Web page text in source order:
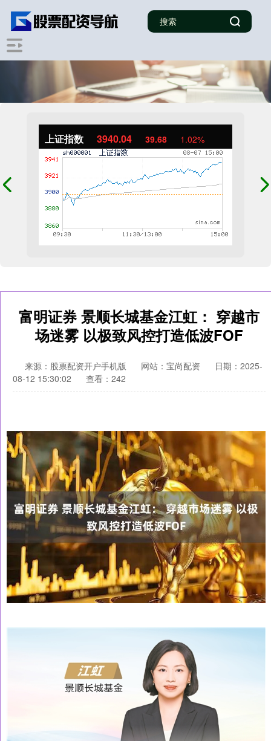
上证指数 3940.04 39.68 1.02%
富明证券 景顺长城基金江虹： 穿越市
场迷雾 以极致风控打造低波FOF
来源：股票配资开户手机版 网站：宝尚配资
日期：2025-
08-12 15:30:02
查看：242